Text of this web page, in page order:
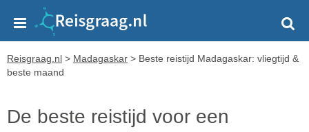
Reisgraag.nl > Madagaskar > Beste reistijd Madagaskar: vliegtijd &
beste maand
De beste reistijd voor een